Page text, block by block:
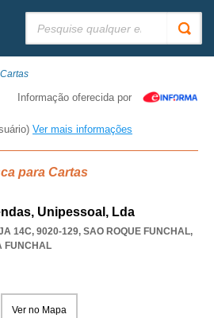
Cartas
Informação oferecida por
Ver mais informações
para Cartas
Unipessoal, Lda
14C, 9020-129, SAO ROQUE FUNCHAL,
FUNCHAL
Ver no Mapa